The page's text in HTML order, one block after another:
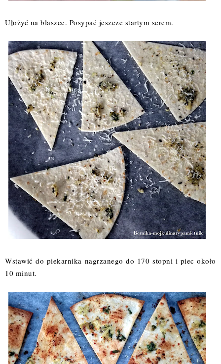
Ułożyć na blaszce. Posypać jeszcze startym serem.
Wstawić do piekarnika nagrzanego do 170 stopni i piec około
10 minut.